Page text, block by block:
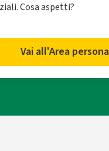
Cosa aspetti?
Vai all'Area